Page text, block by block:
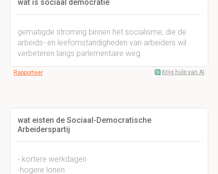
wat is sociaal democratie
gematigde stroming binnen het socialisme, die de
arbeids- en leefomstandigheden van arbeiders wil
verbeteren langs parlementaire weg
Rapporteer Krijg hulp van AI
wat eisten de Sociaal-Democratische
Arbeiderspartij
- kortere werkdagen
-hogere lonen